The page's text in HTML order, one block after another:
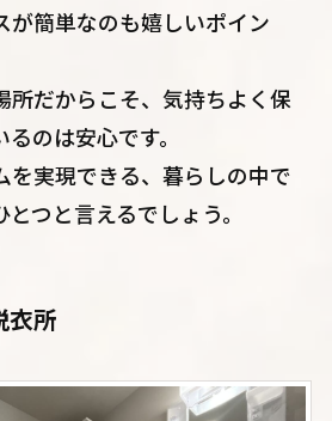
が簡単なのも嬉しいポイン
所だからこそ、気持ちよく保
のは安心です。
を実現できる、暮らしの中で
つと言えるでしょう。
衣所